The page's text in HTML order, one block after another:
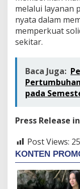
melalui layanan
nyata dalam
memperkuat
sekitar.
Baca Juga:
pada
Press Release
Post Views: